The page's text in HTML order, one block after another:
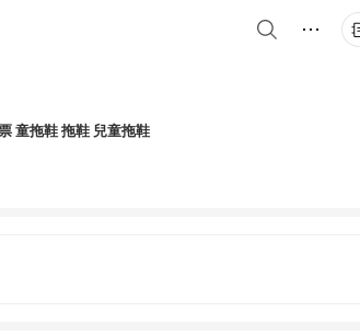
防水拖鞋 童款 3sh01 有發票 童拖鞋 拖鞋 兒童拖鞋